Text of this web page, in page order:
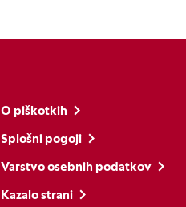
O piškotkih
Splošni pogoji
Varstvo osebnih podatkov
Kazalo strani